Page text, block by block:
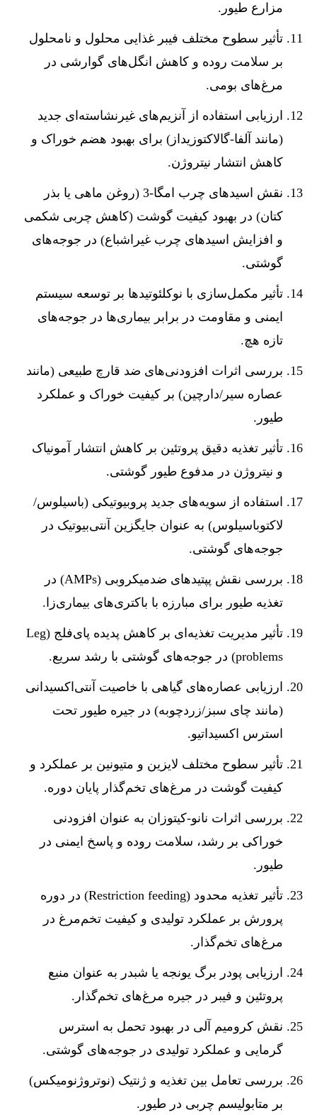
مزارع طیور.
تأثیر سطوح مختلف فیبر غذایی محلول و نامحلول
بر سلامت روده و کاهش انگل‌های گوارشی در
مرغ‌های بومی.
ارزیابی استفاده از آنزیم‌های غیرنشاسته‌ای جدید
(مانند آلفا-گالاکتوزیداز) برای بهبود هضم خوراک و
کاهش انتشار نیتروژن.
نقش اسیدهای چرب امگا-3 (روغن ماهی یا بذر
کتان) در بهبود کیفیت گوشت (کاهش چربی شکمی
و افزایش اسیدهای چرب غیراشباع) در جوجه‌های
گوشتی.
تأثیر مکمل‌سازی با نوکلئوتیدها بر توسعه سیستم
ایمنی و مقاومت در برابر بیماری‌ها در جوجه‌های
تازه هچ.
بررسی اثرات افزودنی‌های ضد قارچ طبیعی (مانند
عصاره سیر/دارچین) بر کیفیت خوراک و عملکرد
طیور.
تأثیر تغذیه دقیق پروتئین بر کاهش انتشار آمونیاک
و نیتروژن در مدفوع طیور گوشتی.
استفاده از سویه‌های جدید پروبیوتیکی (باسیلوس/
لاکتوباسیلوس) به عنوان جایگزین آنتی‌بیوتیک در
جوجه‌های گوشتی.
بررسی نقش پپتیدهای ضدمیکروبی (AMPs) در
تغذیه طیور برای مبارزه با باکتری‌های بیماری‌زا.
تأثیر مدیریت تغذیه‌ای بر کاهش پدیده پای‌فلج (Leg
problems) در جوجه‌های گوشتی با رشد سریع.
ارزیابی عصاره‌های گیاهی با خاصیت آنتی‌اکسیدانی
(مانند چای سبز/زردچوبه) در جیره طیور تحت
استرس اکسیداتیو.
تأثیر سطوح مختلف لایزین و متیونین بر عملکرد و
کیفیت گوشت در مرغ‌های تخم‌گذار پایان دوره.
بررسی اثرات نانو-کیتوزان به عنوان افزودنی
خوراکی بر رشد، سلامت روده و پاسخ ایمنی در
طیور.
تأثیر تغذیه محدود (Restriction feeding) در دوره
پرورش بر عملکرد تولیدی و کیفیت تخم‌مرغ در
مرغ‌های تخم‌گذار.
ارزیابی پودر برگ یونجه یا شبدر به عنوان منبع
پروتئین و فیبر در جیره مرغ‌های تخم‌گذار.
نقش کرومیم آلی در بهبود تحمل به استرس
گرمایی و عملکرد تولیدی در جوجه‌های گوشتی.
بررسی تعامل بین تغذیه و ژنتیک (نوتروژنومیکس)
بر متابولیسم چربی در طیور.